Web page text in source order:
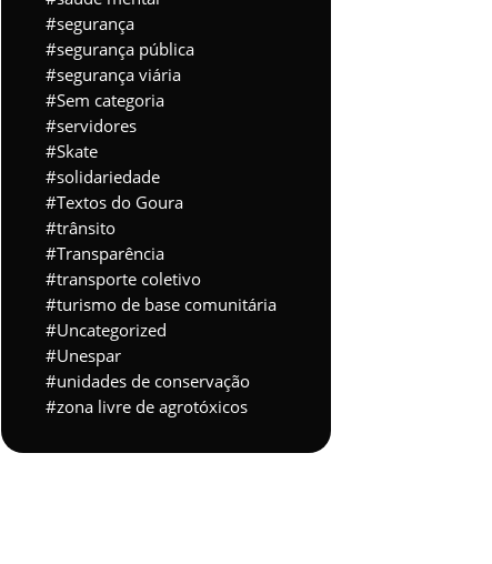
segurança
segurança pública
segurança viária
Sem categoria
servidores
Skate
solidariedade
Textos do Goura
trânsito
Transparência
transporte coletivo
turismo de base comunitária
Uncategorized
Unespar
unidades de conservação
zona livre de agrotóxicos